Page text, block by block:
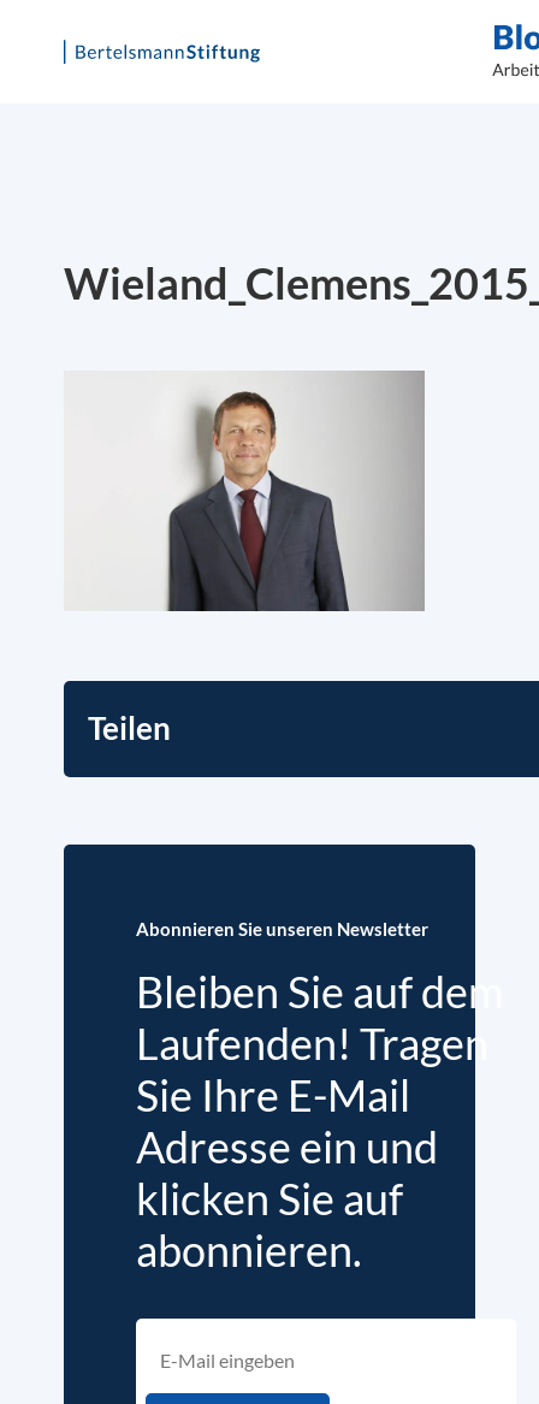
Teilen
Abonnieren Sie unseren Newsletter
Bleiben Sie auf dem
Laufenden! Tragen
Sie Ihre E-Mail
Adresse ein und
klicken Sie auf
abonnieren.